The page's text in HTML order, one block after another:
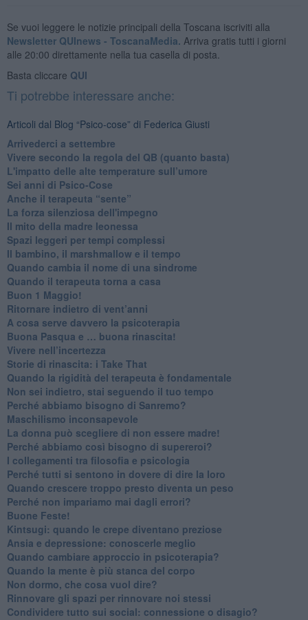
Se vuoi leggere le notizie principali della Toscana iscriviti alla
Newsletter QUInews - ToscanaMedia. Arriva gratis tutti i giorni
alle 20:00 direttamente nella tua casella di posta.
Basta cliccare QUI
Ti potrebbe interessare anche:
Articoli dal Blog “Psico-cose” di Federica Giusti
​Arrivederci a settembre
​Vivere secondo la regola del QB (quanto basta)
​L'impatto delle alte temperature sull’umore
Sei anni di Psico-Cose
​Anche il terapeuta “sente”
​La forza silenziosa dell'impegno
​Il mito della madre leonessa
Spazi leggeri per tempi complessi
Il bambino, il marshmallow e il tempo
​Quando cambia il nome di una sindrome
​Quando il terapeuta torna a casa
​Buon 1 Maggio!
Ritornare indietro di vent’anni
​A cosa serve davvero la psicoterapia
​Buona Pasqua e … buona rinascita!
​Vivere nell’incertezza
​Storie di rinascita: i Take That
​Quando la rigidità del terapeuta è fondamentale
​Non sei indietro, stai seguendo il tuo tempo
​Perché abbiamo bisogno di Sanremo?
​Maschilismo inconsapevole
​La donna può scegliere di non essere madre!
​Perché abbiamo così bisogno di supereroi?
​I collegamenti tra filosofia e psicologia
​Perché tutti si sentono in dovere di dire la loro
​Quando crescere troppo presto diventa un peso
​Perché non impariamo mai dagli errori?
​Buone Feste!
​Kintsugi: quando le crepe diventano preziose
Ansia e depressione: conoscerle meglio
Quando cambiare approccio in psicoterapia?
​Quando la mente è più stanca del corpo
Non dormo, che cosa vuol dire?
​Rinnovare gli spazi per rinnovare noi stessi
​Condividere tutto sui social: connessione o disagio?